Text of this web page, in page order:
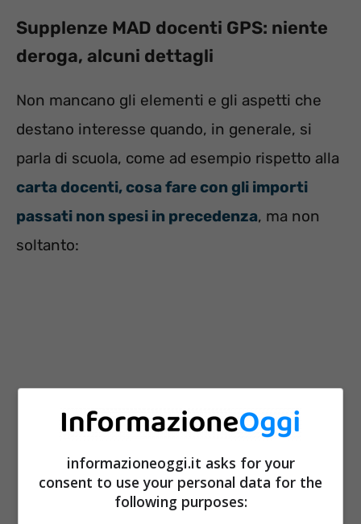
Supplenze MAD docenti GPS: niente
deroga, alcuni dettagli
Non mancano gli elementi e gli aspetti che
destano interesse quando, in generale, si
parla di scuola, come ad esempio rispetto alla
carta docenti, cosa fare con gli importi
passati non spesi in precedenza, ma non
soltanto:
Carta docente 2022, a chi spetta,
informazioneoggi.it asks for your
consent to use your personal data for the
following purposes: